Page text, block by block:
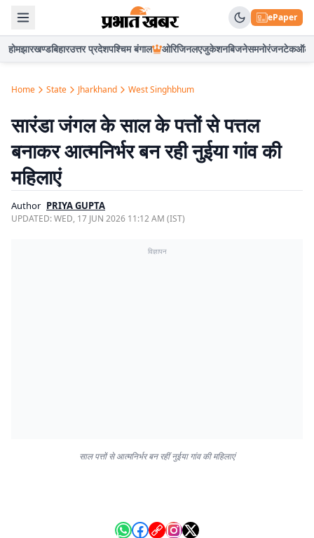
ePaper
होमझारखण्डबिहारउत्तर प्रदेशपश्चिम बंगाल ओरिजिनलएजुकेशनबिजनेसमनोरंजनटेकऑटो
Home State Jharkhand West Singhbhum
सारंडा जंगल के साल के पत्तों से पत्तल
बनाकर आत्मनिर्भर बन रही नुईया गांव की
महिलाएं
Author PRIYA GUPTA
UPDATED:WED, 17 JUN 2026 11:12 AM (IST)
विज्ञापन
साल पत्तों से आत्मनिर्भर बन रहीं नुईया गांव की महिलाएं